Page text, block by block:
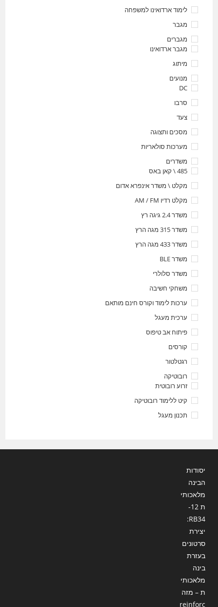
לימוד ארדואינו למשפחה
מגבר
מגברים
מגבר ארדואינו
מיתוג
מנועים
DC
סרבו
צעד
מסכים ותצוגה
מערכות סולאריות
משדרים
485 \ קאן באס
מקלט \ משדר אינפרא אדום
מקלט רדיו AM / FM
משדר 2.4 גיגה רץ
משדר 315 מגה הרץ
משדר 433 מגה הרץ
משדר BLE
משדר סלולרי
משחקי חשיבה
ערכות לימוד וקורס חינם מותאם
ערכית מעגל
פיתוח אב טיפוס
קורסים
רגטלטור
רובוטיקה
זרוע רובוטית
קיט ללימוד רובוטיקה
תכנון מעגל
יסודות
הבינה
מלאכותי
ת 12-
RB34:
יצירת
סרטונים
בעזרת
בינה
מלאכותי
ת – מזה
reinforc